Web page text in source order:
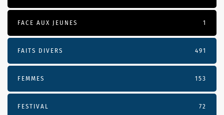
FACE AUX JEUNES 1
FAITS DIVERS 491
FEMMES 153
FESTIVAL 72